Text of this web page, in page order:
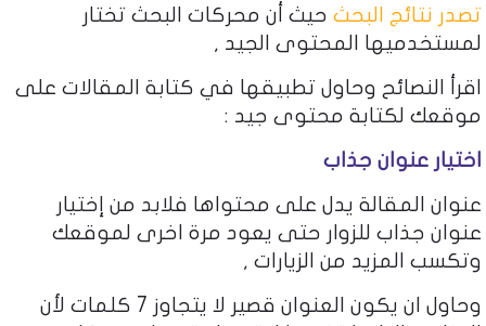
تصدر نتائج البحث حيث أن محركات البحث تختار
لمستخدميها المحتوى الجيد ,
اقرأ النصائح وحاول تطبيقها في كتابة المقالات على
موقعك لكتابة محتوى جيد :
اختيار عنوان جذاب
عنوان المقالة يدل على محتواها فلابد من إختيار
عنوان جذاب للزوار حتى يعود مرة اخرى لموقعك
وتكسب المزيد من الزيارات ,
وحاول ان يكون العنوان قصير لا يتجاوز 7 كلمات لأن